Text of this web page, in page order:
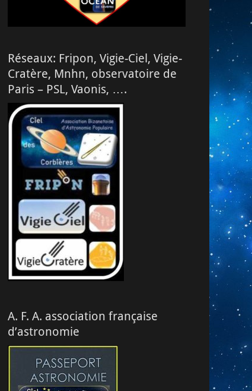
Réseaux: Fripon, Vigie-Ciel, Vigie-
Cratère, Mnhn, observatoire de
Paris – PSL, Vaonis, ….
A. F. A. association française
d’astronomie